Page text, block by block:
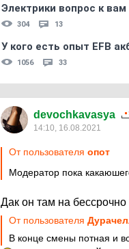
Электрики вопрос к вам
304 13
У кого есть опыт EFB
1056 33
devochkavasya
14:10, 16.08.2021
От пользователя опот
Модератор пока
Дак он там на
От пользователя
В конце смены потная и